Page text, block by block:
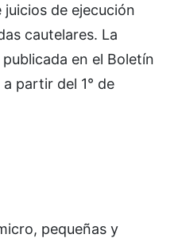
de ejecución
cautelares. La
en el Boletín
partir del 1° de
pequeñas y